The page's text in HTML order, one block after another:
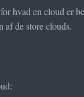
hvad en cloud er
af de store clouds.